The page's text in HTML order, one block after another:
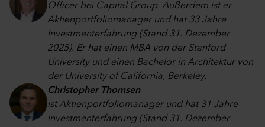
Officer bei Capital Group. Außerdem ist er
Aktienportfoliomanager und hat 33 Jahre
Investmenterfahrung (Stand 31. Dezember
2025). Er hat einen MBA von der Stanford
University und einen Bachelor in Architektur von
der University of California, Berkeley.
Christopher Thomsen
ist Aktienportfoliomanager und hat 31 Jahre
Investmenterfahrung (Stand 31. Dezember